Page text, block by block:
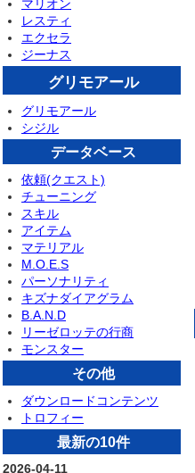
マリオン
レスティ
エクセラ
ジーナス
グリモアール
グリモアール
シジル
データベース
依頼(クエスト)
チューニング
スキル
アイテム
マテリアル
M.O.E.S
パーソナリティ
キズナダイアグラム
B.A.N.D
リーゼロッテの行商
モンスター
その他
ダウンロードコンテンツ
トロフィー
最新の10件
2026-04-11